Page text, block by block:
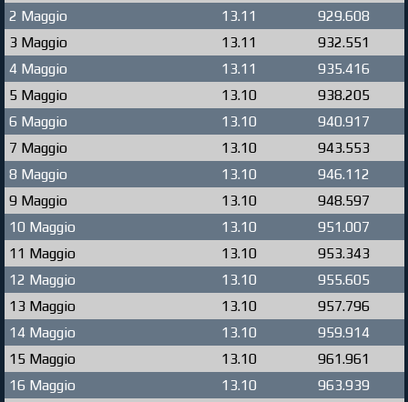
2 Maggio
13.11
929.608
3 Maggio
13.11
932.551
4 Maggio
13.11
935.416
5 Maggio
13.10
938.205
6 Maggio
13.10
940.917
7 Maggio
13.10
943.553
8 Maggio
13.10
946.112
9 Maggio
13.10
948.597
10 Maggio
13.10
951.007
11 Maggio
13.10
953.343
12 Maggio
13.10
955.605
13 Maggio
13.10
957.796
14 Maggio
13.10
959.914
15 Maggio
13.10
961.961
16 Maggio
13.10
963.939